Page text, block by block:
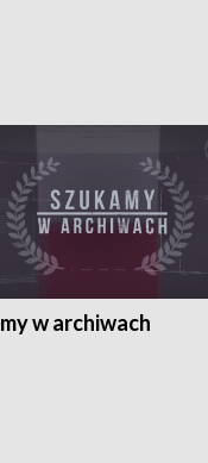
w archiwach